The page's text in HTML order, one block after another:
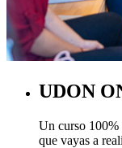
UDON
Un curso
que vayas a